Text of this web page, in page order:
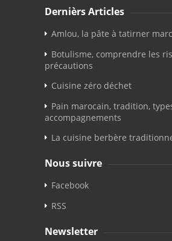
Dernièrs Articles
Amlou, la pâte à tatirner
Botulisme, comprendre les
précautions
Cuisine zéro déchet
Pain marocain, tradition,
accompagnements
La cuisine berbère
Nous suivre
Facebook
RSS
Newsletter